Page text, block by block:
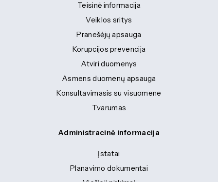
Teisinė informacija
Veiklos sritys
Pranešėjų apsauga
Korupcijos prevencija
Atviri duomenys
Asmens duomenų apsauga
Konsultavimasis su visuomene
Tvarumas
Administracinė informacija
Įstatai
Planavimo dokumentai